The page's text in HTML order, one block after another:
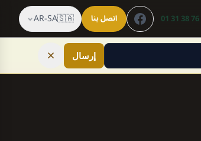
اتصل بنا 🇸🇦
AR-SA
إرسال